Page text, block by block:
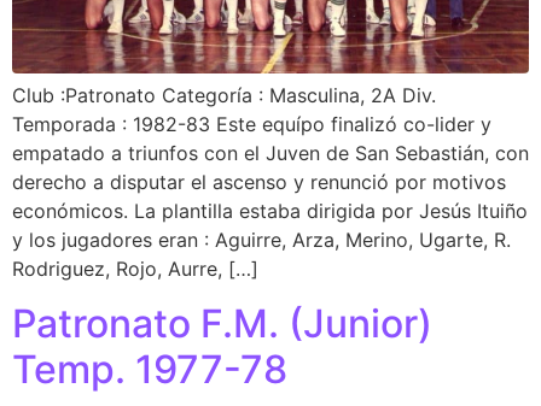
Club :Patronato Categoría : Masculina, 2A Div.
Temporada : 1982-83 Este equípo finalizó co-lider y
empatado a triunfos con el Juven de San Sebastián, con
derecho a disputar el ascenso y renunció por motivos
económicos. La plantilla estaba dirigida por Jesús Ituiño
y los jugadores eran : Aguirre, Arza, Merino, Ugarte, R.
Rodriguez, Rojo, Aurre, […]
Patronato F.M. (Junior)
Temp. 1977-78